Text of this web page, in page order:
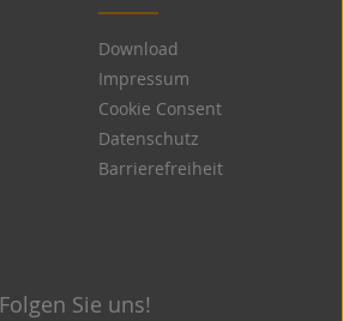
Download
Impressum
Cookie Consent
Datenschutz
Barrierefreiheit
Folgen Sie uns!